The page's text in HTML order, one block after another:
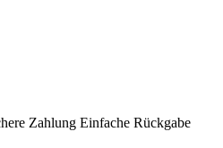
Zahlung Einfache Rückgabe